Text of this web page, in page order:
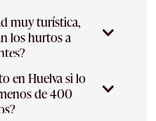
muy turística,
los hurtos a
como Huelva, los
y zonas concurridas
en Huelva si lo
de 400